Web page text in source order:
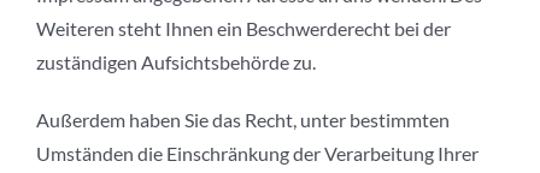
Weiteren steht Ihnen ein Beschwerderecht bei der
zuständigen Aufsichtsbehörde zu.
Außerdem haben Sie das Recht, unter bestimmten
Umständen die Einschränkung der Verarbeitung Ihrer